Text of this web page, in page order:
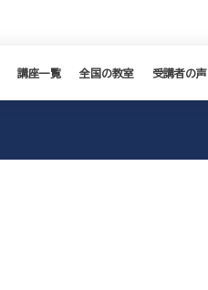
講座一覧 全国の教室 受講者の声